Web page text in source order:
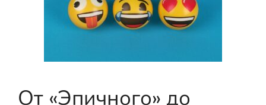
От «Эпичного» до